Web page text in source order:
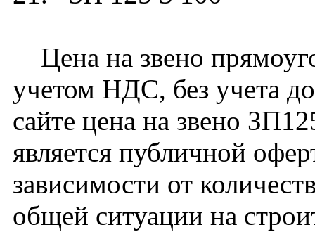
Цена на звено
учетом НДС, без учета
сайте цена на звено
является публичной
зависимости от
общей ситуации на